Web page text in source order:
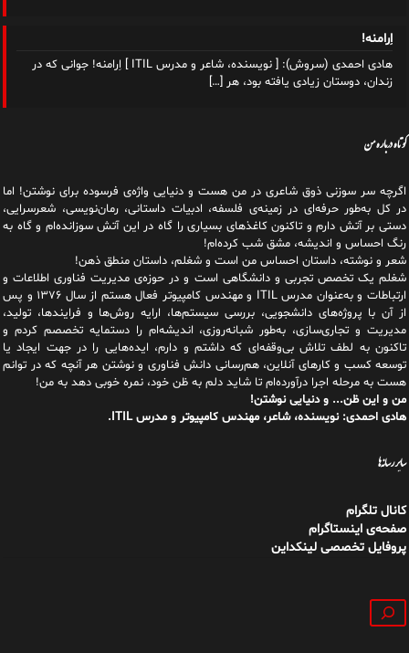
اِرامنه!
هادی احمدی (سروش): [ نویسنده، شاعر و مدرس ITIL ] اِرامنه! جوانی که در
زندان، دوستان زیادی یافته بود، هر […]
کوتاه درباره من
اگرچه سر سوزنی ذوق شاعری در من هست و دنیایی واژه‌‌ی فرسوده برای نوشتن! اما
در کل به‌طور حرفه‌ای در زمینه‌ی فلسفه، ادبیات داستانی، رمان‌نویسی، شعرسرایی،
دستی بر آتش دارم و تاکنون کاغذهای بسیاری را گاه در این آتش سوزانده‌ام و گاه به
رنگ احساس و اندیشه، مشق شب کرده‌ام!
شعر و نوشته، داستان احساس من است و شغلم، داستان منطق ذهن!
شغلم یک تخصص تجربی و دانشگاهی است و در حوزه‌ی مدیریت فناوری اطلاعات و
ارتباطات و به‌عنوان مدرس ITIL و مهندس کامپیوتر فعال هستم از سال ۱۳۷۶ و پس
از آن با پروژه‌های دانشجویی، بررسی سیستم‌ها، ارایه روش‌ها و فرایندها، تولید،
مدیریت و تجاری‌سازی، به‌طور شبانه‌روزی، اندیشه‌ام را دستمایه تخصصم کردم و
تاکنون به لطف تلاش بی‌وقفه‌ای که داشتم و دارم، اید‌ه‌هایی را در جهت ایجاد یا
توسعه کسب و کارهای آنلاین، هم‌رسانی دانش فناوری و نوشتن هر آنچه که در توانم
هست به مرحله اجرا درآورده‌ام تا شاید دلم به ظن خود، نمره خوبی دهد به من!
من و این ظن... و دنیایی نوشتن!
هادی احمدی: نویسنده، شاعر، مهندس کامپیوتر و مدرس ITIL.
سایر رسانه‌ها
کانال تلگرام
صفحه‌ی اینستاگرام
پروفایل تخصصی لینکداین
جستجو